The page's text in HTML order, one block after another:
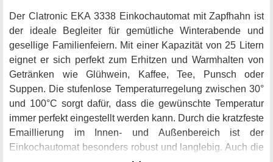
Der Clatronic EKA 3338 Einkochautomat mit Zapfhahn ist
der ideale Begleiter für gemütliche Winterabende und
gesellige Familienfeiern. Mit einer Kapazität von 25 Litern
eignet er sich perfekt zum Erhitzen und Warmhalten von
Getränken wie Glühwein, Kaffee, Tee, Punsch oder
Suppen. Die stufenlose Temperaturregelung zwischen 30°
und 100°C sorgt dafür, dass die gewünschte Temperatur
immer perfekt eingestellt werden kann. Durch die kratzfeste
Emaillierung im Innen- und Außenbereich ist der
Einkochautomat besonders robust und langlebig. Auch die